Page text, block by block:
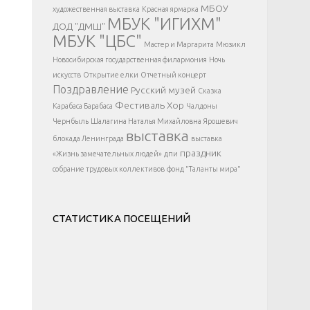
</div >
художественная выставка Красная ярмарка МБОУ
ДОД "ДМШ" МБУК "ИГИХМ"
МБУК "ЦБС" Мастер и Маргарита Мюзикл
Новосибирская государственная филармония Ночь
искусств Открытие елки Отчетный концерт
Поздравление Русский музей Сказка
Карабаса Барабаса ФестивальХор Чалдоны
Чернбыль Шалагина Наталья Михайловна Ярошевич
блокада Ленинграда выставка выставка
«Жизнь замечательных людей» дпи праздник
собрание трудовых коллективов фонд "Таланты мира"
СТАТИСТИКА ПОСЕЩЕНИЙ